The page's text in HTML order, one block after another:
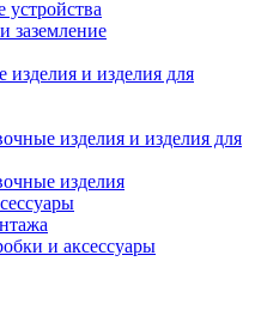
заземление
изделия и изделия для
изделия и изделия для
изделия
и аксессуары